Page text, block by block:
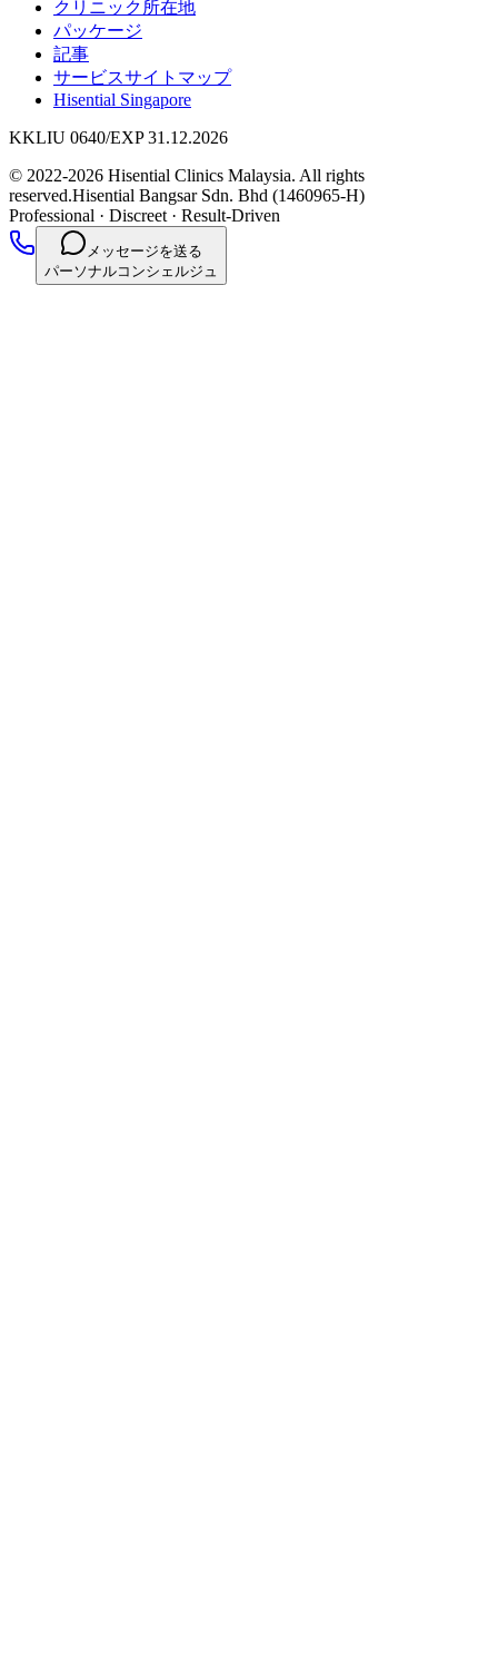
クリニック所在地
パッケージ
記事
サービスサイトマップ
Hisential Singapore
KKLIU 0640/EXP 31.12.2026
© 2022-2026 Hisential Clinics Malaysia. All rights
reserved.Hisential Bangsar Sdn. Bhd (1460965-H)
Professional · Discreet · Result-Driven
メッセージを送る
パーソナルコンシェルジュ